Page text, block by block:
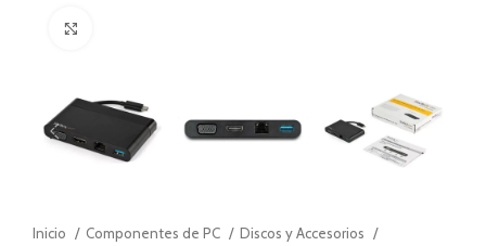
Inicio Componentes de PC
Discos y Accesorios